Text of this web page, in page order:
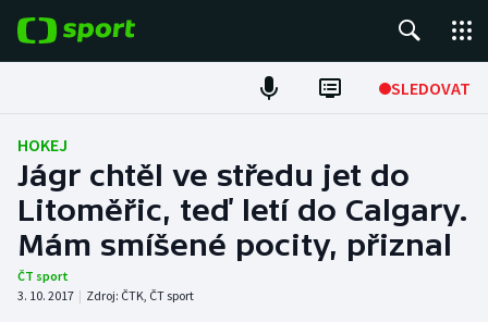
SLEDOVAT
Fotbal
Hokej
Tenis
Atletika
HOKEJ
Jágr chtěl ve středu jet do
Litoměřic, teď letí do Calgary.
Mám smíšené pocity, přiznal
ČT sport
3. 10. 2017 | Zdroj: ČTK, ČT sport